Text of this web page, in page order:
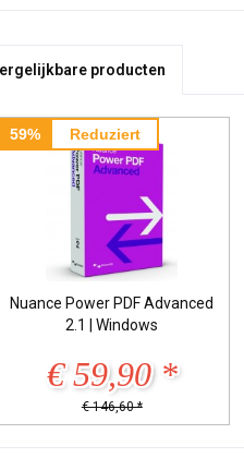
producten
59% Reduziert
Nuance Power PDF Advanced
2.1 | Windows
€ 59,90 *
€ 146,60 *